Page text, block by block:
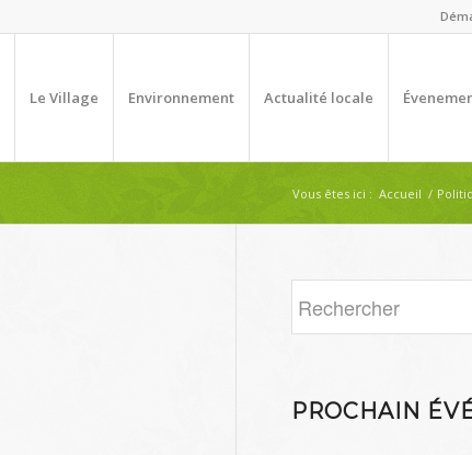
Le Village Environnement Actualité locale
Vous êtes ici : Accueil /
PROCHAIN